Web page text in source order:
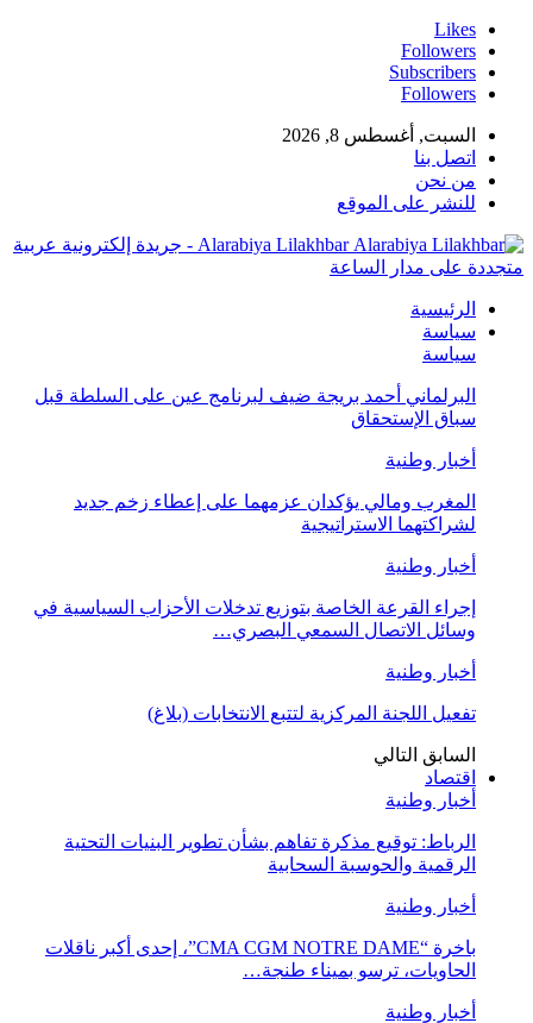
Likes
Followers
Subscribers
Followers
السبت, أغسطس 8, 2026
اتصل بنا
من نحن
للنشر على الموقع
Alarabiya Lilakhbar - جريدة إلكترونية عربية
متجددة على مدار الساعة
الرئيسية
سياسة
سياسة
البرلماني أحمد بريجة ضيف لبرنامج عين على السلطة قبل
سباق الإستحقاق
أخبار وطنية
المغرب ومالي يؤكدان عزمهما على إعطاء زخم جديد
لشراكتهما الاستراتيجية
أخبار وطنية
إجراء القرعة الخاصة بتوزيع تدخلات الأحزاب السياسية في
وسائل الاتصال السمعي البصري…
أخبار وطنية
تفعيل اللجنة المركزية لتتبع الانتخابات (بلاغ)
السابق التالي
اقتصاد
أخبار وطنية
الرباط: توقيع مذكرة تفاهم بشأن تطوير البنيات التحتية
الرقمية والحوسبة السحابية
أخبار وطنية
باخرة “CMA CGM NOTRE DAME”، إحدى أكبر ناقلات
الحاويات، ترسو بميناء طنجة…
أخبار وطنية